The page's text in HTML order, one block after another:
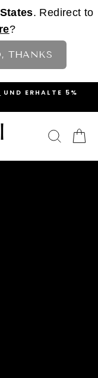
. Redirect to
?
THANKS
UND ERHALTE 5%